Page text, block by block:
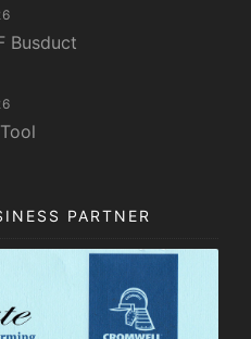
Busduct
PARTNER